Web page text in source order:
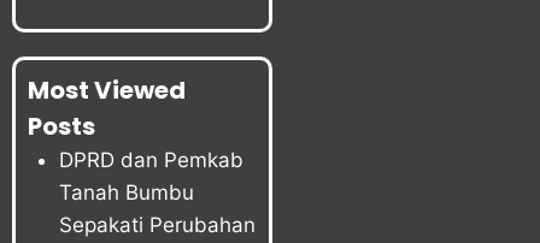
Most Viewed
Posts
DPRD dan Pemkab
Tanah Bumbu
Sepakati Perubahan